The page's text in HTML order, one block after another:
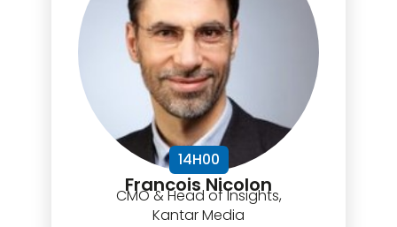
14H00
Francois Nicolon
CMO & Head of Insights,
Kantar Media